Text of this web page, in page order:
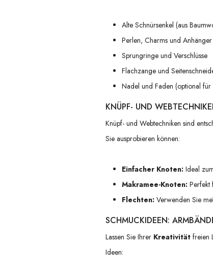
Alte Schnürsenkel (aus
Perlen, Charms und Anhänger
Sprungringe und Verschlüsse
Flachzange und
Nadel und Faden (optional für
KNÜPF- UND
Knüpf- und Webtechniken sind
Sie ausprobieren können:
Einfacher Knoten: Ideal
Makramee-Knoten: Perfekt
Flechten: Verwenden Sie
SCHMUCKIDEEN:
Lassen Sie Ihrer Kreativität freien
Ideen: